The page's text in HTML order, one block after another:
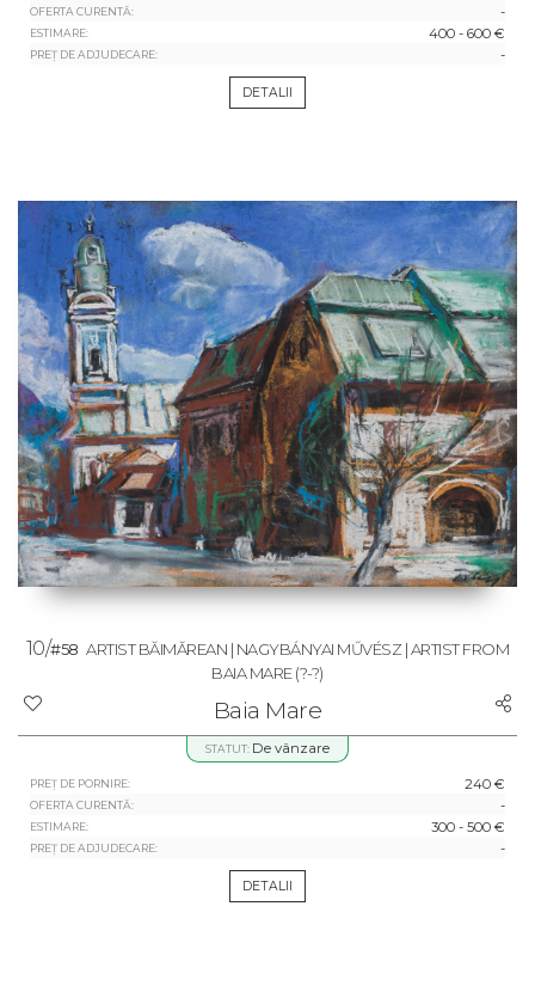
OFERTA CURENTĂ: -
ESTIMARE: 400 - 600 €
PREȚ DE ADJUDECARE: -
DETALII
10/#58 ARTIST BĂIMĂREAN | NAGYBÁNYAI MŰVÉSZ | ARTIST FROM
BAIA MARE(?-?)
Baia Mare
STATUT: De vânzare
PREȚ DE PORNIRE: 240 €
OFERTA CURENTĂ: -
ESTIMARE: 300 - 500 €
PREȚ DE ADJUDECARE: -
DETALII